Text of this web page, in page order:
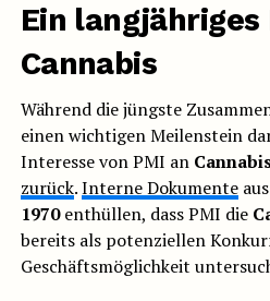
Ein
Cannabis
Während die jüngste
einen wichtigen Meilenstein
Interesse von PMI an
zurück.Interne Dokumente
1970enthüllen, dass PMI die
bereits als potenziellen
Geschäftsmöglichkeit